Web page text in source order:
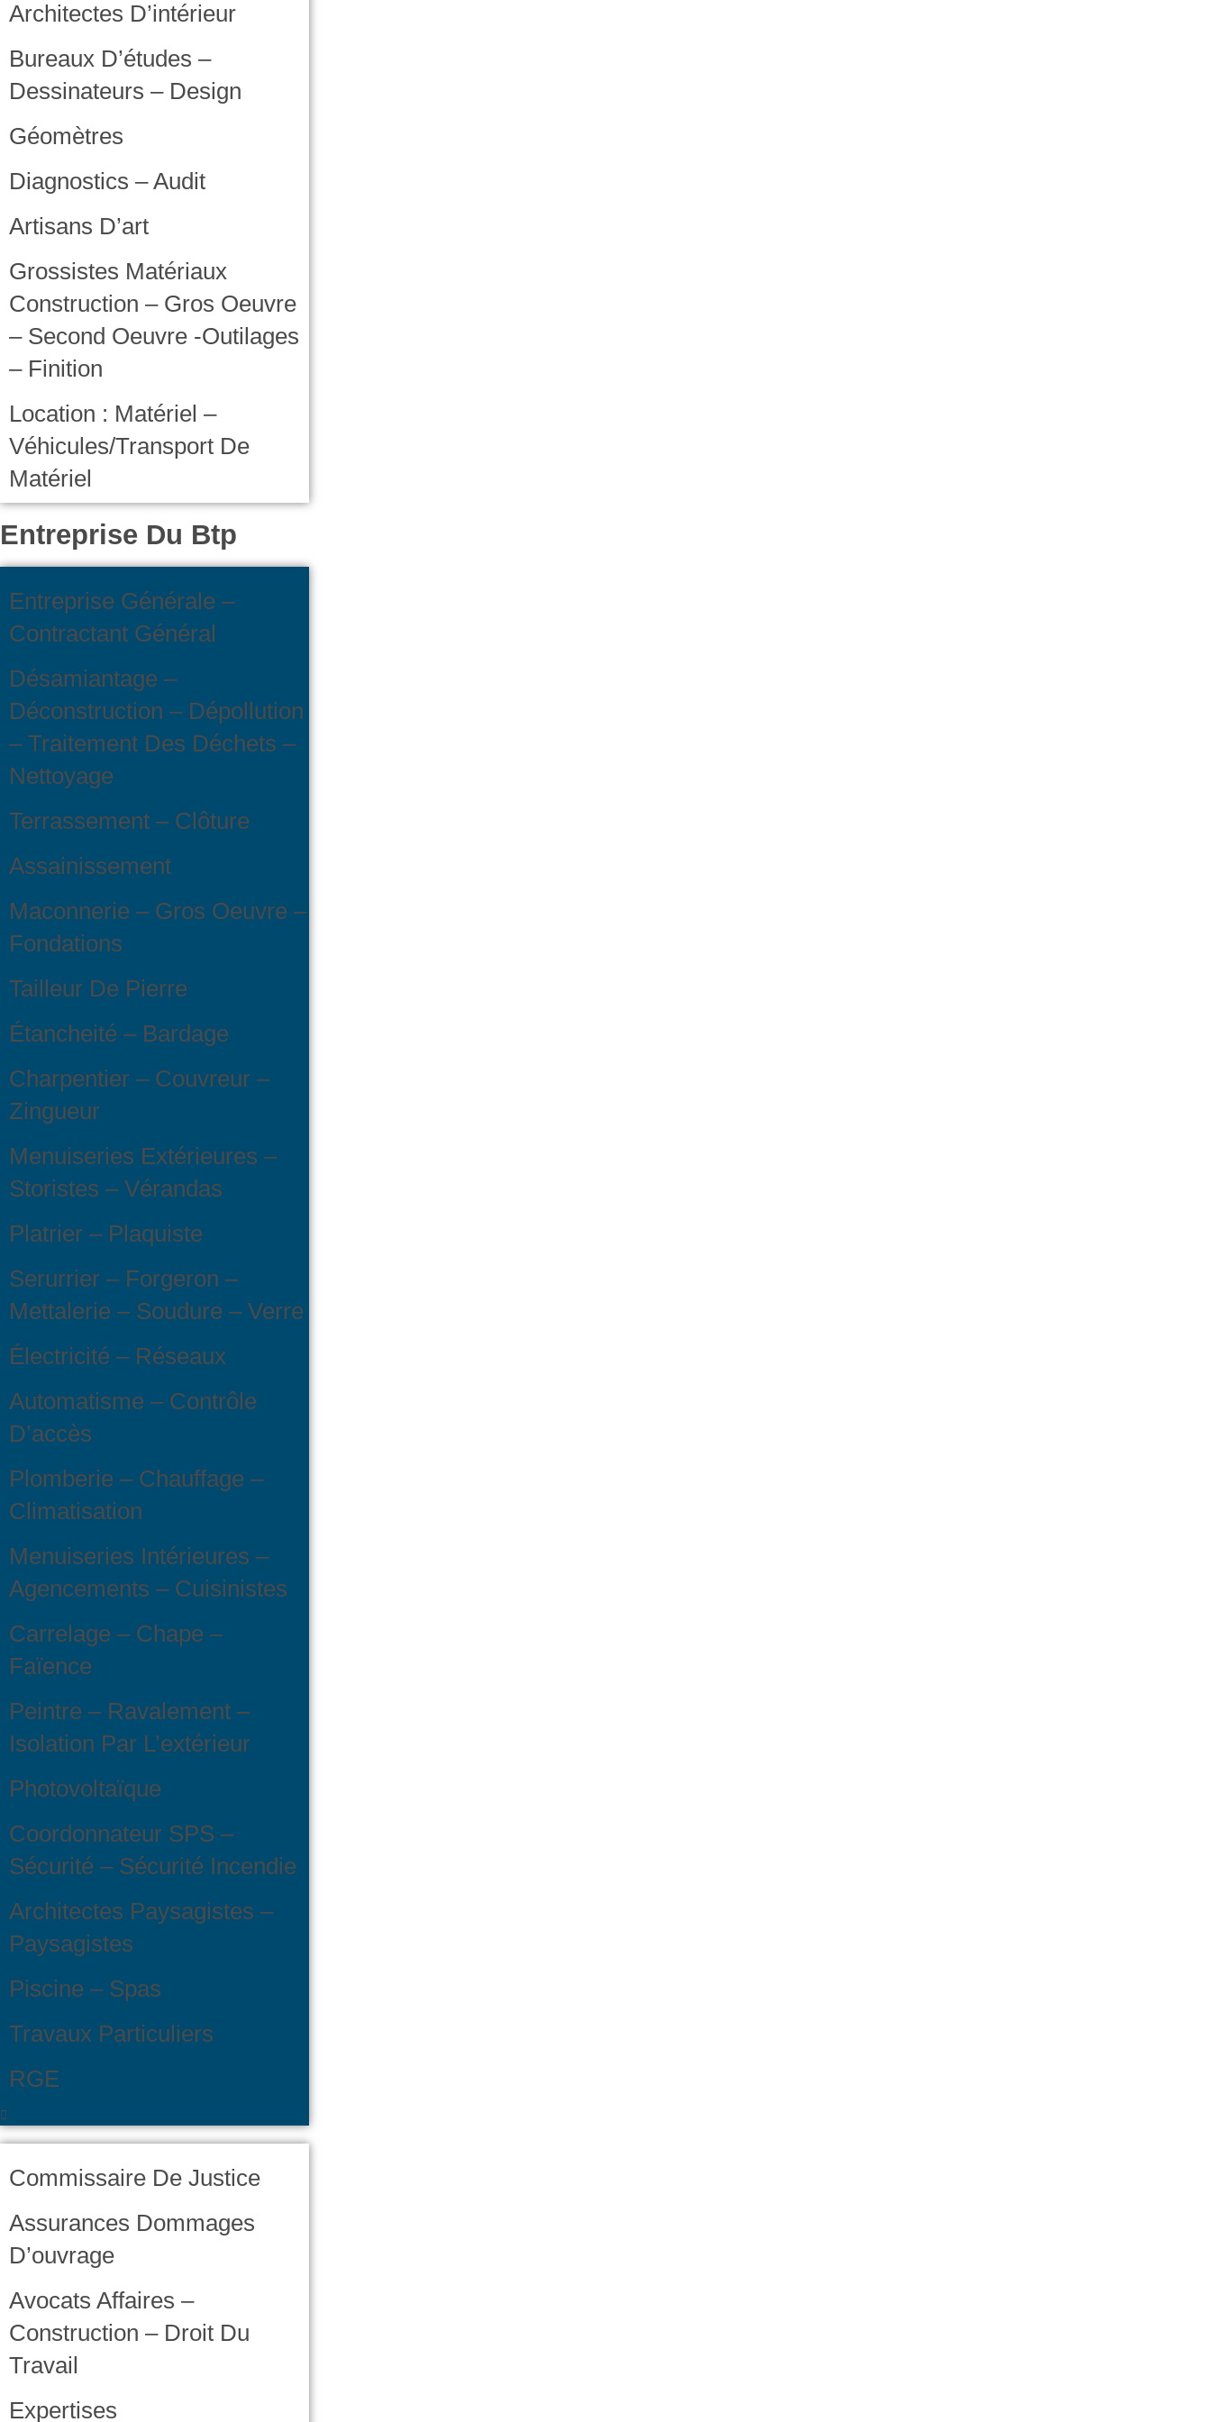
Architectes D’intérieur
Bureaux D’études –
Dessinateurs – Design
Géomètres
Diagnostics – Audit
Artisans D’art
Grossistes Matériaux
Construction – Gros Oeuvre
– Second Oeuvre -outilages
– Finition
Location : Matériel –
Véhicules/Transport De
Matériel
Entreprise Du Btp
Entreprise Générale –
Contractant Général
Désamiantage –
Déconstruction – Dépollution
– Traitement Des Déchets –
Nettoyage
Terrassement – Clôture
Assainissement
Maconnerie – Gros Oeuvre –
Fondations
Tailleur De Pierre
Étancheité – Bardage
Charpentier – Couvreur –
Zingueur
Menuiseries Extérieures –
Storistes – Vérandas
Platrier – Plaquiste
Serurrier – Forgeron –
Mettalerie – Soudure – Verre
Électricité – Réseaux
Automatisme – Contrôle
D’accès
Plomberie – Chauffage –
Climatisation
Menuiseries Intérieures –
Agencements – Cuisinistes
Carrelage – Chape –
Faïence
Peintre – Ravalement –
Isolation Par L’extérieur
Photovoltaïque
Coordonnateur SPS –
Sécurité – Sécurité Incendie
Architectes Paysagistes –
Paysagistes
Piscine – Spas
Travaux Particuliers
RGE
Commissaire De Justice
Assurances Dommages
D’ouvrage
Avocats Affaires –
Construction – Droit Du
Travail
Expertises